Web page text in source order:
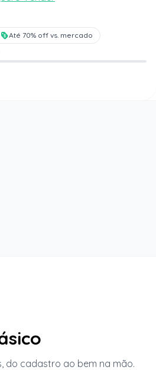
Até 70% off vs. mercado
do cadastro ao bem na mão.